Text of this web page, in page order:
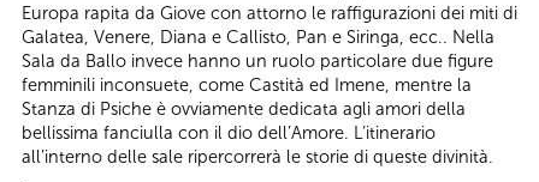
Europa rapita da Giove con attorno le raffigurazioni dei miti di
Galatea, Venere, Diana e Callisto, Pan e Siringa, ecc.. Nella
Sala da Ballo invece hanno un ruolo particolare due figure
femminili inconsuete, come Castità ed Imene, mentre la
Stanza di Psiche è ovviamente dedicata agli amori della
bellissima fanciulla con il dio dell’Amore. L’itinerario
all’interno delle sale ripercorrerà le storie di queste divinità.